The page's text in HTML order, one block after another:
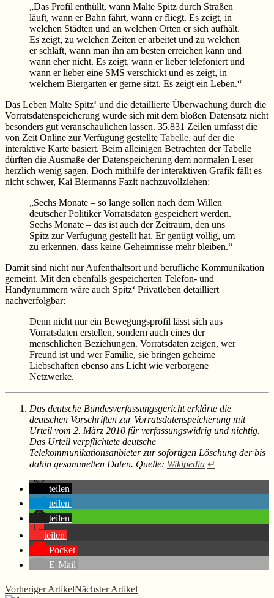
„Das Profil enthüllt, wann Malte Spitz durch Straßen
läuft, wann er Bahn fährt, wann er fliegt. Es zeigt, in
welchen Städten und an welchen Orten er sich aufhält.
Es zeigt, zu welchen Zeiten er arbeitet und zu welchen
er schläft, wann man ihn am besten erreichen kann und
wann eher nicht. Es zeigt, wann er lieber telefoniert und
wann er lieber eine SMS verschickt und es zeigt, in
welchem Biergarten er gerne sitzt. Es zeigt ein Leben.“
Das Leben Malte Spitz‘ und die detaillierte Überwachung durch die
Vorratsdatenspeicherung würde sich mit dem bloßen Datensatz nicht
besonders gut veranschaulichen lassen. 35.831 Zeilen umfasst die
von Zeit Online zur Verfügung gestellte Tabelle, auf der die
interaktive Karte basiert. Beim alleinigen Betrachten der Tabelle
dürften die Ausmaße der Datenspeicherung dem normalen Leser
herzlich wenig sagen. Doch mithilfe der interaktiven Grafik fällt es
nicht schwer, Kai Biermanns Fazit nachzuvollziehen:
„Sechs Monate – so lange sollen nach dem Willen
deutscher Politiker Vorratsdaten gespeichert werden.
Sechs Monate – das ist auch der Zeitraum, den uns
Spitz zur Verfügung gestellt hat. Er genügt völlig, um
zu erkennen, dass keine Geheimnisse mehr bleiben.“
Damit sind nicht nur Aufenthaltsort und berufliche Kommunikation
gemeint. Mit den ebenfalls gespeicherten Telefon- und
Handynummern wäre auch Spitz‘ Privatleben detailliert
nachverfolgbar:
Denn nicht nur ein Bewegungsprofil lässt sich aus
Vorratsdaten erstellen, sondern auch eines der
menschlichen Beziehungen. Vorratsdaten zeigen, wer
Freund ist und wer Familie, sie bringen geheime
Liebschaften ebenso ans Licht wie verborgene
Netzwerke.
Das deutsche Bundesverfassungsgericht erklärte die
deutschen Vorschriften zur Vorratsdatenspeicherung mit
Urteil vom 2. März 2010 für verfassungswidrig und nichtig.
Das Urteil verpflichtete deutsche
Telekommunikationsanbieter zur sofortigen Löschung der bis
dahin gesammelten Daten. Quelle: Wikipedia ↵
teilen
teilen
teilen
teilen
Pocket
E-Mail
Vorheriger ArtikelNächster Artikel